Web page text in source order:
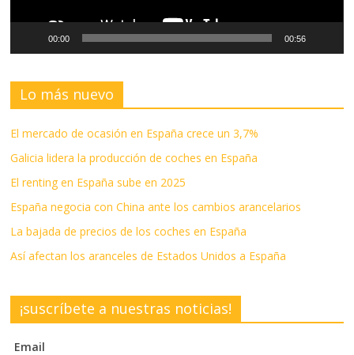
00:00 00:56
Lo más nuevo
El mercado de ocasión en España crece un 3,7%
Galicia lidera la producción de coches en España
El renting en España sube en 2025
España negocia con China ante los cambios arancelarios
La bajada de precios de los coches en España
Así afectan los aranceles de Estados Unidos a España
¡suscríbete a nuestras noticias!
Email